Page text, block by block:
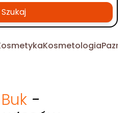
Szukaj
Kosmetologia
Buk -